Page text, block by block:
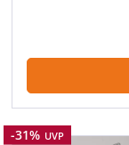
Rabatt
-31% UVP